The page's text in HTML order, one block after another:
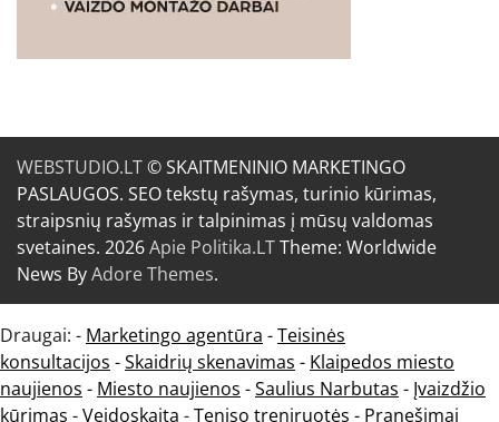
WEBSTUDIO.LT© SKAITMENINIO MARKETINGO
PASLAUGOS. SEO tekstų rašymas, turinio kūrimas,
straipsnių rašymas ir talpinimas į mūsų valdomas
svetaines. 2026Apie Politika.LTTheme: Worldwide
News ByAdore Themes.
Draugai: - Marketingo agentūra -Teisinės
konsultacijos -Skaidrių skenavimas - Klaipedos miesto
naujienos - Miesto naujienos -Saulius Narbutas - Įvaizdžio
kūrimas -Veidoskaita -Teniso treniruotės - Pranešimai